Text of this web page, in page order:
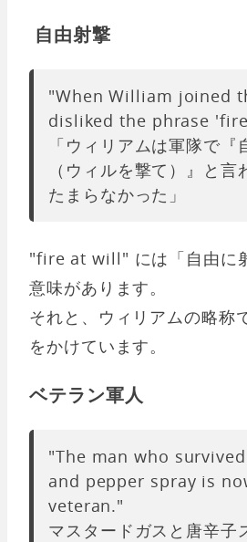
自由射撃
"When William joined
disliked the phrase
「ウィリアムは軍隊で『
（ウィルを撃て）』と
たまらなかった」
"fire at will" には「自由に
意味があります。
それと、ウィリアムの略称
をかけています。
ベテラン軍人
"The man who
and pepper spray is
veteran."
マスタードガスと唐辛子